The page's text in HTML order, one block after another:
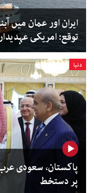
ایران اور عمان میں
توقع: امریکی
دنیا
پاکستان، سعودی
پر دستخط